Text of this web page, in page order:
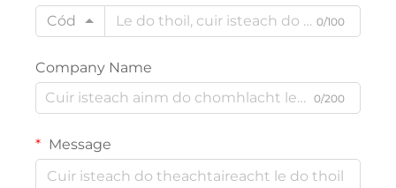
Cód
0/100
Company Name
0/200
Message